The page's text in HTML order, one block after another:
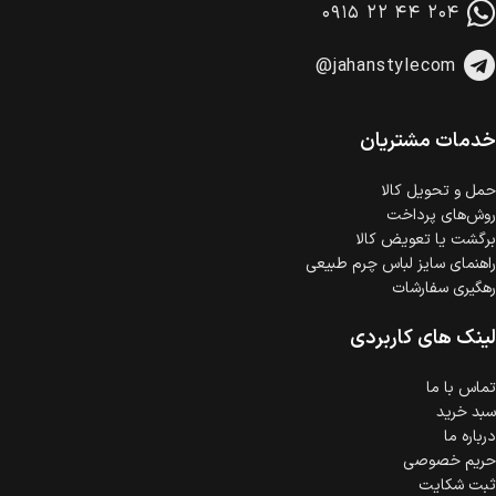
وجود دارد.
خرید اقساطی با شرایط آسان و بدون ضامن امکان‌پذیر
است.
گارانتی معتبر برای تمامی محصولات ارائه می‌شود.
۰۹۱۵ ۲۲ ۴۴ ۲۰۴
@jahanstylecom
خدمات مشتریان
حمل‌ و تحویل کالا
روش‌های پرداخت
برگشت یا تعویض کالا
راهنمای سایز لباس چرم طبیعی
رهگیری سفارشات
لینک های کاربردی
تماس با ما
سبد خرید
درباره ما
حریم خصوصی
ثبت شکایت